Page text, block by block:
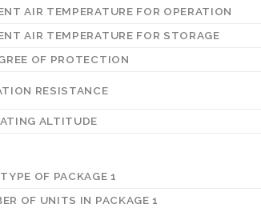
AIR TEMPERATURE FOR OPERATION
AIR TEMPERATURE FOR STORAGE
OF PROTECTION
RESISTANCE
ALTITUDE
OF PACKAGE 1
OF UNITS IN PACKAGE 1